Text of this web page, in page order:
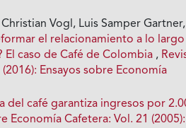
Vogl, Luis Samper Gartner,
el relacionamiento a lo
El caso de Café de Colombia ,
Ensayos sobre Economía
del café garantiza ingresos por
Economía Cafetera: Vol. 21 (2005):